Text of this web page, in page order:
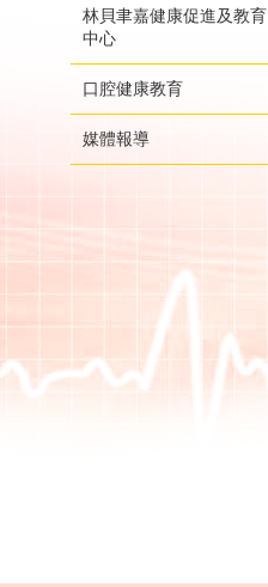
林貝聿嘉健康促進及教育
中心
口腔健康教育
媒體報導